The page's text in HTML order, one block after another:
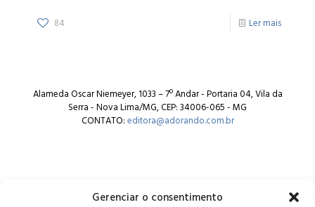
Gerenciar o consentimento
84 Ler mais
Alameda Oscar Niemeyer, 1033 – 7º Andar - Portaria 04, Vila da
Serra - Nova Lima/MG, CEP: 34006-065 - MG
CONTATO:editora@adorando.com.br